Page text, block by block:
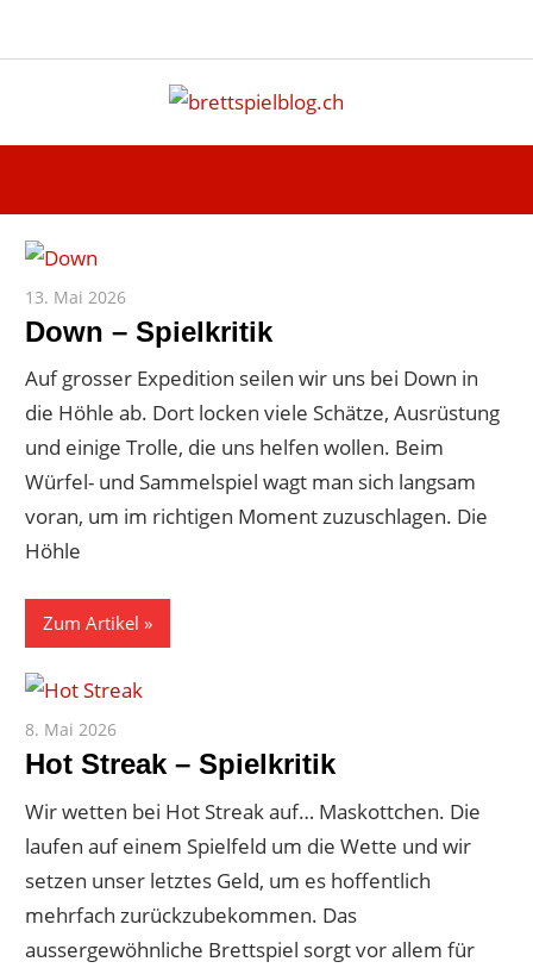
Feed
springen
spielend
mehr!
13. Mai 2026
Down – Spielkritik
Auf grosser Expedition seilen wir uns bei Down in
die Höhle ab. Dort locken viele Schätze, Ausrüstung
und einige Trolle, die uns helfen wollen. Beim
Würfel- und Sammelspiel wagt man sich langsam
voran, um im richtigen Moment zuzuschlagen. Die
Höhle
Zum Artikel
8. Mai 2026
Hot Streak – Spielkritik
Wir wetten bei Hot Streak auf… Maskottchen. Die
laufen auf einem Spielfeld um die Wette und wir
setzen unser letztes Geld, um es hoffentlich
mehrfach zurückzubekommen. Das
aussergewöhnliche Brettspiel sorgt vor allem für